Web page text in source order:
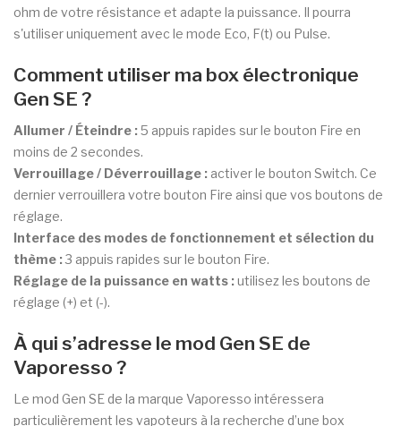
ohm de votre résistance et adapte la puissance. Il pourra
s'utiliser uniquement avec le mode Eco, F(t) ou Pulse.
Comment utiliser ma box électronique
Gen SE ?
Allumer / Éteindre :5 appuis rapides sur le bouton Fire en
moins de 2 secondes.
Verrouillage / Déverrouillage : activer le bouton Switch. Ce
dernier verrouillera votre bouton Fire ainsi que vos boutons de
réglage.
Interface des modes de fonctionnement et sélection du
thème :3 appuis rapides sur le bouton Fire.
Réglage de la puissance en watts :utilisez les boutons de
réglage (+) et (-).
À qui s’adresse le mod Gen SE de
Vaporesso ?
Le mod Gen SE de la marque Vaporesso intéressera
particulièrement les vapoteurs à la recherche d’une box